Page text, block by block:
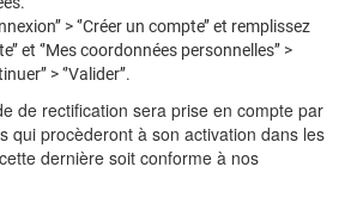
> ‘’Créer un compte’’ et remplissez
et ‘’Mes coordonnées personnelles’’ >
> ‘’Valider’’.
de rectification sera prise en compte par
qui procèderont à son activation dans les
dernière soit conforme à nos